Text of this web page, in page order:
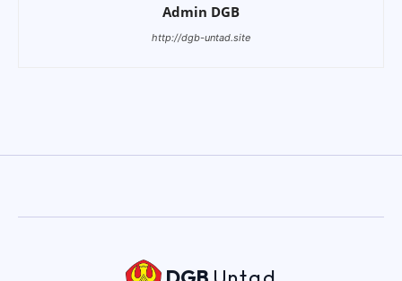
Admin DGB
http://dgb-untad.site